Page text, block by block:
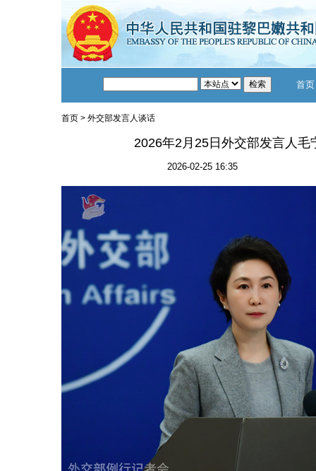
首页
首页> 外交部发言人谈话
2026年2月25日外交部发言人毛
2026-02-25 16:35